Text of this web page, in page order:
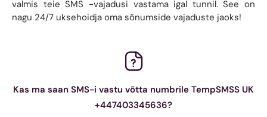
valmis teie SMS -vajadusi vastama igal tunnil. See on
nagu 24/7 uksehoidja oma sõnumside vajaduste jaoks!
Kas ma saan SMS-i vastu võtta numbrile TempSMSS UK
+447403345636?